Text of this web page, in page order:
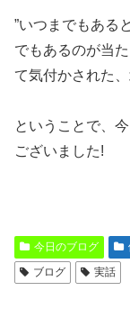
”いつまでもある
でもあるのが当
て気付かされた
ということで、
ございました!
今日のブログ
ブログ
実話